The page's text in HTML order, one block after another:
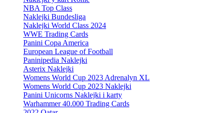
NBA Top Class
Naklejki Bundesliga
Naklejki World Class 2024
WWE Trading Cards
Panini Copa America
European League of Football
Paninipedia Naklejki
Asterix Naklejki
Womens World Cup 2023 Adrenalyn XL
Womens World Cup 2023 Naklejki
Panini Unicorns Naklejki i karty
Warhammer 40.000 Trading Cards